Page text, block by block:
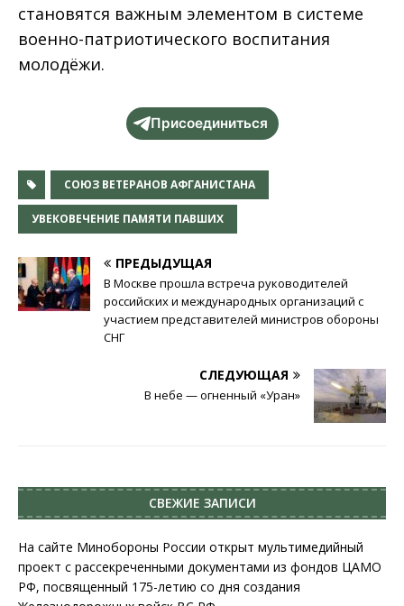
становятся важным элементом в системе
военно-патриотического воспитания
молодёжи.
Присоединиться
СОЮЗ ВЕТЕРАНОВ АФГАНИСТАНА
УВЕКОВЕЧЕНИЕ ПАМЯТИ ПАВШИХ
ПРЕДЫДУЩАЯ
В Москве прошла встреча руководителей
российских и международных организаций с
участием представителей министров обороны
СНГ
СЛЕДУЮЩАЯ
В небе — огненный «Уран»
СВЕЖИЕ ЗАПИСИ
На сайте Минобороны России открыт мультимедийный
проект с рассекреченными документами из фондов ЦАМО
РФ, посвященный 175-летию со дня создания